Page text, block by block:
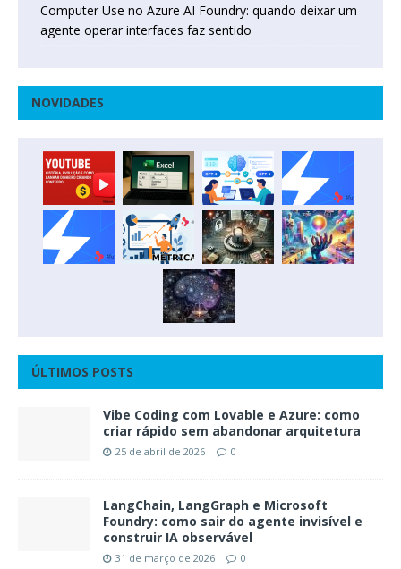
Computer Use no Azure AI Foundry: quando deixar um
agente operar interfaces faz sentido
NOVIDADES
ÚLTIMOS POSTS
Vibe Coding com Lovable e Azure: como
criar rápido sem abandonar arquitetura
25 de abril de 2026 0
LangChain, LangGraph e Microsoft
Foundry: como sair do agente invisível e
construir IA observável
31 de março de 2026 0